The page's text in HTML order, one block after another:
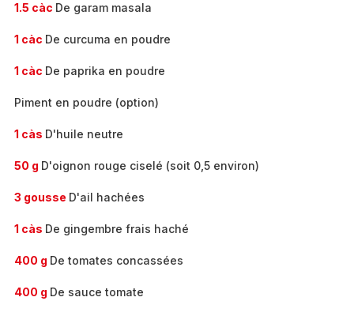
1.5 càc De garam masala
1 càc De curcuma en poudre
1 càc De paprika en poudre
Piment en poudre (option)
1 càs D'huile neutre
50 g D'oignon rouge ciselé (soit 0,5 environ)
3 gousse D'ail hachées
1 càs De gingembre frais haché
400 g De tomates concassées
400 g De sauce tomate